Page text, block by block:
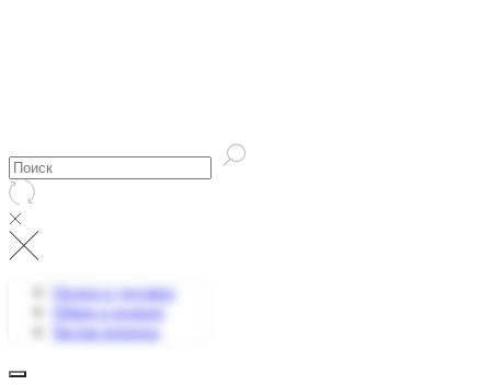
Оплата и доставка
Обмен и возврат
Частые вопросы